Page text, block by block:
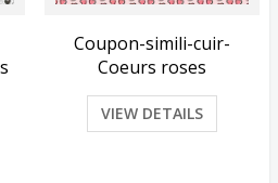
Coupon-simili-cuir-
Coeurs roses
VIEW DETAILS